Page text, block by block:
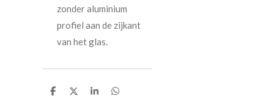
zonder aluminium
profiel aan de zijkant
van het glas.
D
D
S
D